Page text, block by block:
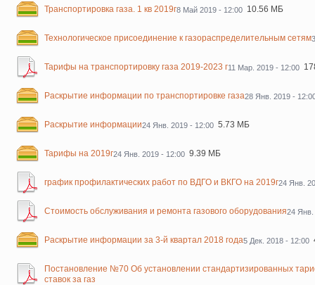
Транспортировка газа. 1 кв 2019г8 Май 2019 - 12:00 10.56 МБ
Технологическое присоединение к газораспределительным сетям
Тарифы на транспортировку газа 2019-2023 г11 Мар. 2019 - 12:00
Раскрытие информации по транспортировке газа28 Янв. 2019 -
Раскрытие информации24 Янв. 2019 - 12:00 5.73 МБ
Тарифы на 2019г24 Янв. 2019 - 12:00 9.39 МБ
график профилактических работ по ВДГО и ВКГО на 2019г24 Янв.
Стоимость обслуживания и ремонта газового оборудования24 Янв.
Раскрытие информации за 3-й квартал 2018 года5 Дек. 2018 - 12:00
Постановление №70 Об установлении стандартизированных
ставок за газ